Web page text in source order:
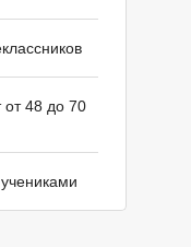
48 до 70